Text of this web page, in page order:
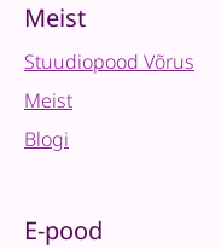
Meist
Stuudiopood Võrus
Meist
Blogi
E-pood